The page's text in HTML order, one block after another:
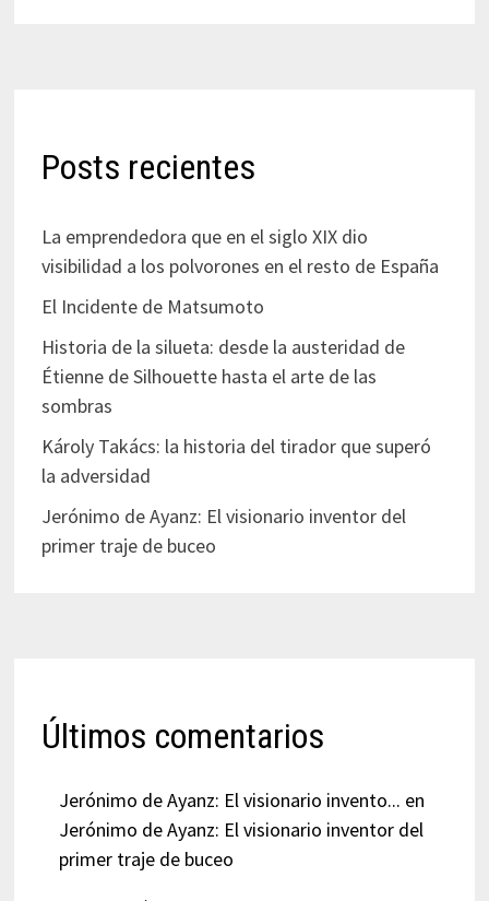
Posts recientes
La emprendedora que en el siglo XIX dio
visibilidad a los polvorones en el resto de España
El Incidente de Matsumoto
Historia de la silueta: desde la austeridad de
Étienne de Silhouette hasta el arte de las
sombras
Károly Takács: la historia del tirador que superó
la adversidad
Jerónimo de Ayanz: El visionario inventor del
primer traje de buceo
Últimos comentarios
Jerónimo de Ayanz: El visionario invento... en
Jerónimo de Ayanz: El visionario inventor del
primer traje de buceo